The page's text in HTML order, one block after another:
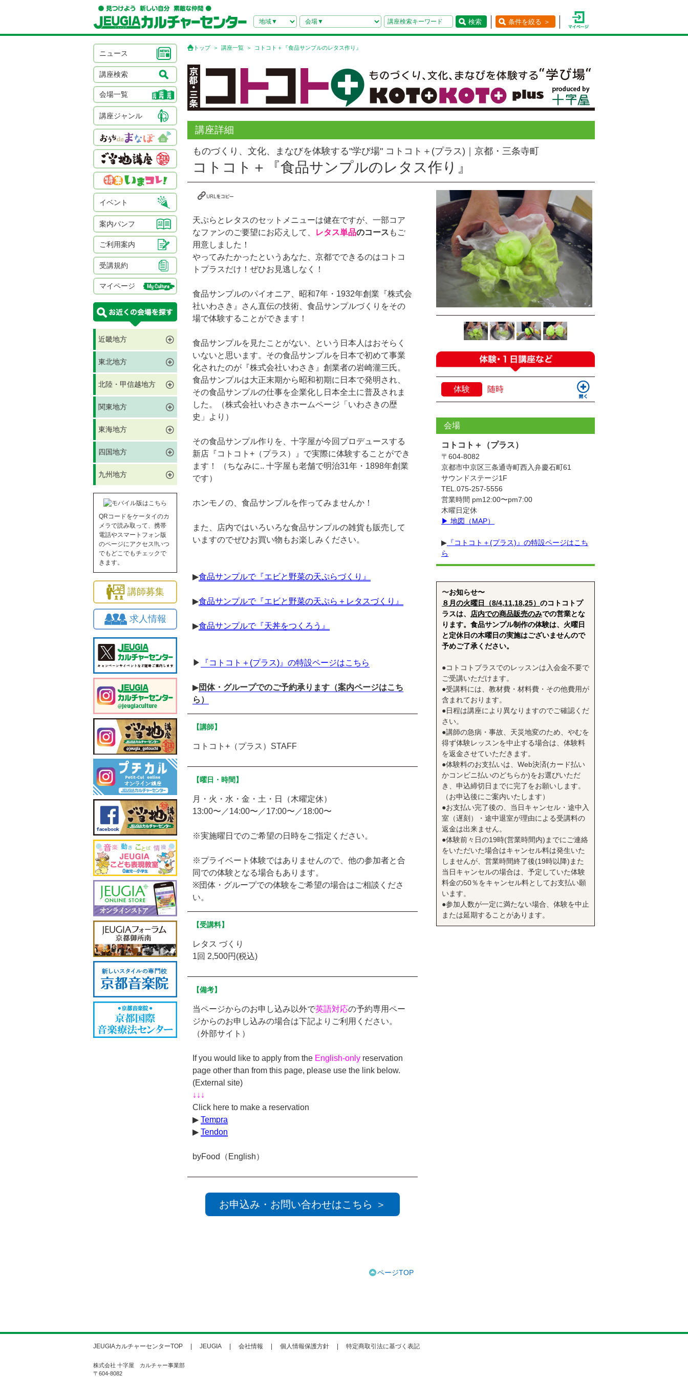
検索 条件を絞る ＞
ニュース
講座検索
会場一覧
講座ジャンル
イベント
案内パンフ
ご利用案内
受講規約
マイページ
近畿地方
東北地方
北陸・甲信越地方
関東地方
東海地方
四国地方
九州地方
QRコードをケータイのカ
メラで読み取って、携帯
電話やスマートフォン版
のページにアクセス!!いつ
でもどこでもチェックで
きます。
講師募集
求人情報
トップ 講座一覧 コトコト＋『食品サンプルのレタス作り』
講座詳細
ものづくり、文化、まなびを体験する"学び場" コトコト＋(プラス)｜京都・三条寺町
コトコト＋『食品サンプルのレタス作り』
天ぷらとレタスのセットメニューは健在ですが、一部コア
なファンのご要望にお応えして、
レタス単品のコース もご
用意しました！
やってみたかったというあなた、京都でできるのはコトコ
トプラスだけ！ぜひお見逃しなく！
食品サンプルのパイオニア、昭和7年・1932年創業『株式会
社いわさき』さん直伝の技術、食品サンプルづくりをその
場で体験することができます！
食品サンプルを見たことがない、という日本人はおそらく
いないと思います。その食品サンプルを日本で初めて事業
化されたのが『株式会社いわさき』創業者の岩崎瀧三氏。
食品サンプルは大正末期から昭和初期に日本で発明され、
その食品サンプルの仕事を企業化し日本全土に普及されま
した。（株式会社いわさきホームページ「いわさきの歴
史」より）
その食品サンプル作りを、十字屋が今回プロデュースする
新店『コトコト+（プラス）』で実際に体験することができ
ます！ （ちなみに.. 十字屋も老舗で明治31年・1898年創業
です）
ホンモノの、食品サンプルを作ってみませんか！
また、店内ではいろいろな食品サンプルの雑貨も販売して
いますのでぜひお買い物もお楽しみください。
▶︎食品サンプルで『エビと野菜の天ぷらづくり』
▶︎食品サンプルで『エビと野菜の天ぷら＋レタスづくり』
▶︎食品サンプルで『天丼をつくろう』
▶︎ 『コトコト＋(プラス)』の特設ページはこちら
▶︎団体・グループでのご予約承ります（案内ページはこち
ら）
【講師】
コトコト+（プラス）STAFF
【曜日・時間】
月・火・水・金・土・日（木曜定休）
13:00〜／14:00〜／17:00〜／18:00〜
※実施曜日でのご希望の日時をご指定ください。
※プライベート体験ではありませんので、他の参加者と合
同での体験となる場合もあります。
※団体・グループでの体験をご希望の場合はご相談くださ
い。
【受講料】
レタス づくり
1回 2,500円(税込)
【備考】
当ページからのお申し込み以外で英語対応の予約専用ペー
ジからのお申し込みの場合は下記よりご利用ください。
（外部サイト）
If you would like to apply from the English-only reservation
page other than from this page, please use the link below.
(External site)
↓↓↓
Click here to make a reservation
▶︎ Tempra
▶︎ Tendon
byFood（English）
お申込み・お問い合わせはこちら ＞
体験 随時
会場
コトコト＋（プラス）
〒604-8082
京都市中京区三条通寺町西入弁慶石町61
サウンドステージ1F
TEL.075-257-5556
営業時間 pm12:00〜pm7:00
木曜日定休
▶︎ 地図（MAP）
▶︎ 『コトコト＋(プラス)』の特設ページはこち
ら
〜お知らせ〜
８月の火曜日（8/4,11,18,25） のコトコトプ
ラスは、 店内での商品販売のみでの営業とな
ります。食品サンプル制作の体験は、火曜日
と定休日の木曜日の実施はございませんので
予めご了承ください。
●コトコトプラスでのレッスンは入会金不要で
ご受講いただけます。
●受講料には、教材費・材料費・その他費用が
含まれております。
●日程は講座により異なりますのでご確認くだ
さい。
●講師の急病・事故、天災地変のため、やむを
得ず体験レッスンを中止する場合は、体験料
を返金させていただきます。
●体験料のお支払いは、Web決済(カード払い
かコンビニ払いのどちらか)をお選びいただ
き、申込締切日までに完了をお願いします。
（お申込後にご案内いたします）
●お支払い完了後の、当日キャンセル・途中入
室（遅刻）・途中退室が理由による受講料の
返金は出来ません。
●体験前々日の19時(営業時間内)までにご連絡
をいただいた場合はキャンセル料は発生いた
しませんが、営業時間終了後(19時以降)また
当日キャンセルの場合は、予定していた体験
料金の50％をキャンセル料としてお支払い願
います。
●参加人数が一定に満たない場合、体験を中止
または延期することがあります。
ページTOP
JEUGIAカルチャーセンターTOP JEUGIA 会社情報 個人情報保護方針 特定商取引法に基づく表記
株式会社 十字屋 カルチャー事業部
〒604-8082